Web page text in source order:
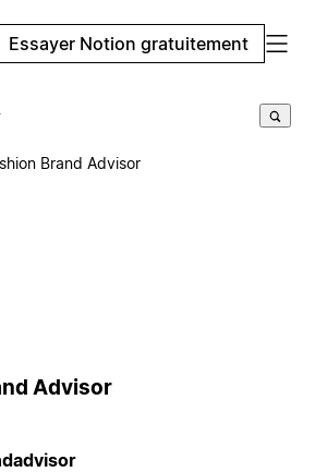
Essayer Notion gratuitement
Brand Advisor
Advisor